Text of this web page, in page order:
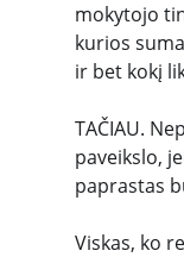
mokytojo
kurios
ir bet kokį
TAČIAU.
paveikslo,
paprastas
Viskas, ko